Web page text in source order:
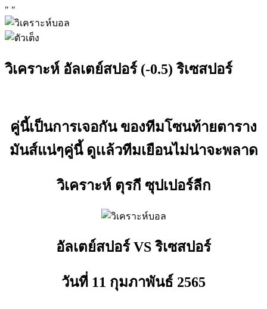
" "
วิเคราะห์ อัลเตย์สปอร์ (-0.5) ริเซสปอร์
คู่นี้เป็นการเจอกัน ของทีมโซนท้ายตาราง
มันส์แน่ๆคู่นี้ ดูเเล้วทีมเยือนไม่น่าจะพลาด
วิเคราะห์ ตุรกี ซุปเปอร์ลีก
อัลเตย์สปอร์ VS ริเซสปอร์
วันที่ 11 กุมภาพันธ์ 2565